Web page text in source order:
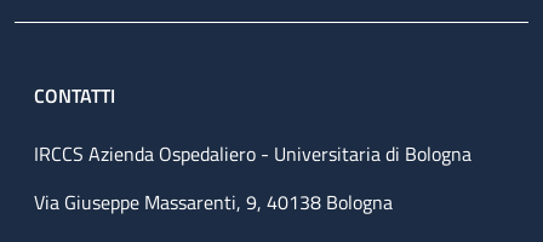
CONTATTI
IRCCS Azienda Ospedaliero - Universitaria di Bologna
Via Giuseppe Massarenti, 9, 40138 Bologna